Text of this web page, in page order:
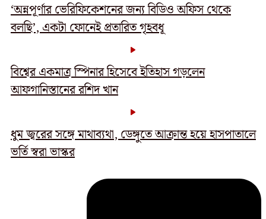
‘অন্নপূর্ণার ভেরিফিকেশনের জন্য বিডিও অফিস থেকে
বলছি’, একটা ফোনেই প্রতারিত গৃহবধূ
বিশ্বের একমাত্র স্পিনার হিসেবে ইতিহাস গড়লেন
আফগানিস্তানের রশিদ খান
ধুম জ্বরের সঙ্গে মাথাব্যথা, ডেঙ্গুতে আক্রান্ত হয়ে হাসপাতালে
ভর্তি স্বরা ভাস্কর